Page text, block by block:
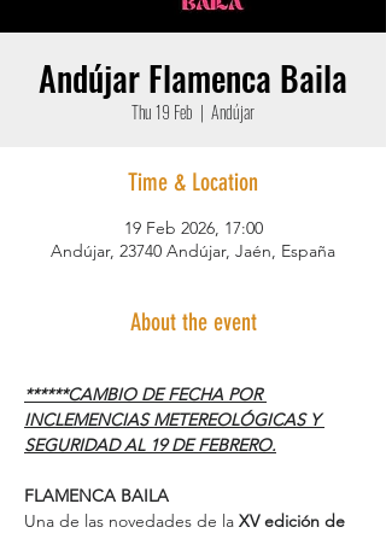
Andújar Flamenca Baila
Thu 19 Feb
  |
Andújar
Time & Location
19 Feb 2026, 17:00
Andújar, 23740 Andújar, Jaén, España
About the event
******CAMBIO DE FECHA POR
INCLEMENCIAS METEREOLÓGICAS Y
SEGURIDAD AL 19 DE FEBRERO.
FLAMENCA BAILA
Una de las novedades de la XV edición de